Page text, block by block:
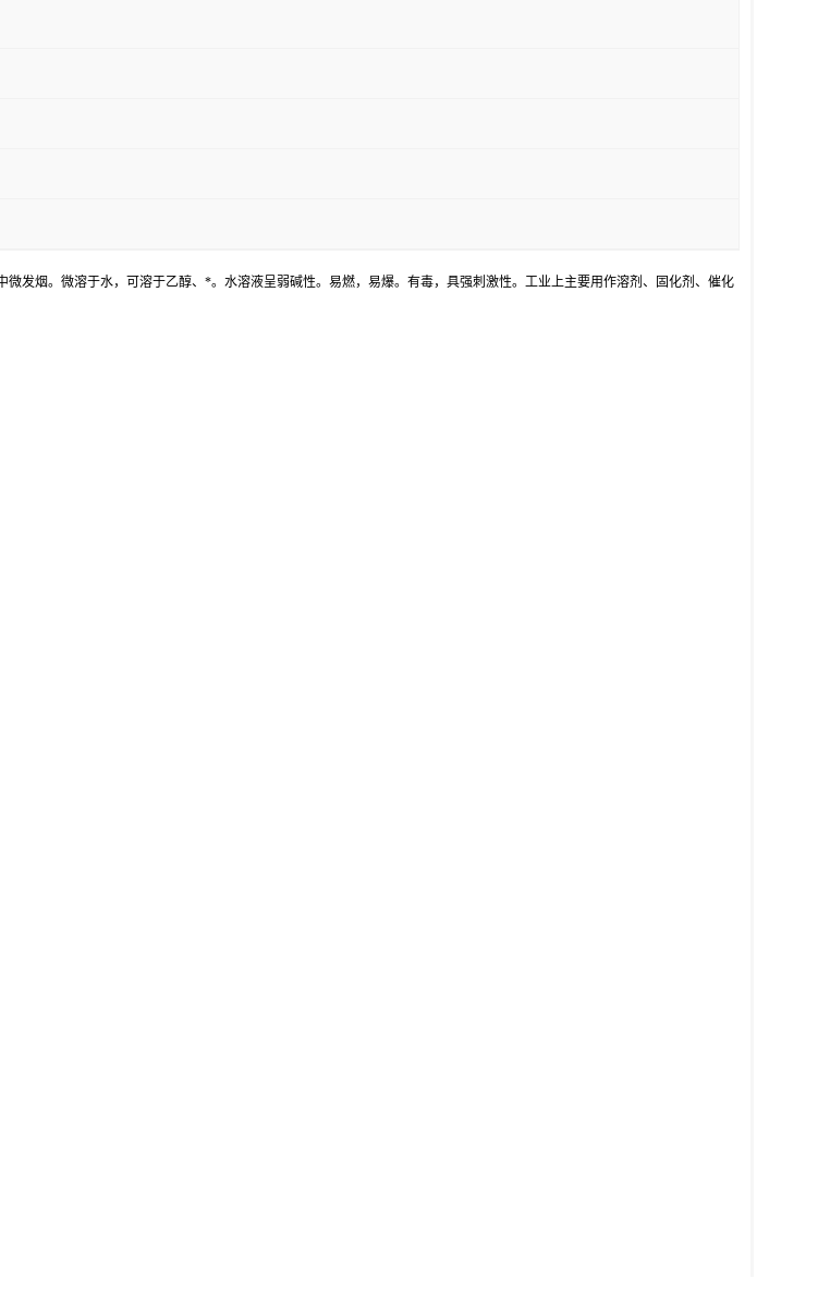
发烟。微溶于水，可溶于乙醇、*。水溶液呈弱碱性。易燃，易爆。有毒，具强刺激性。工业上主要用作溶剂、固化剂、催化